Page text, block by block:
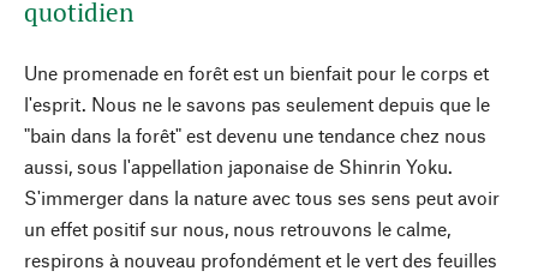
quotidien
Une promenade en forêt est un bienfait pour le corps et
l'esprit. Nous ne le savons pas seulement depuis que le
"bain dans la forêt" est devenu une tendance chez nous
aussi, sous l'appellation japonaise de Shinrin Yoku.
S'immerger dans la nature avec tous ses sens peut avoir
un effet positif sur nous, nous retrouvons le calme,
respirons à nouveau profondément et le vert des feuilles